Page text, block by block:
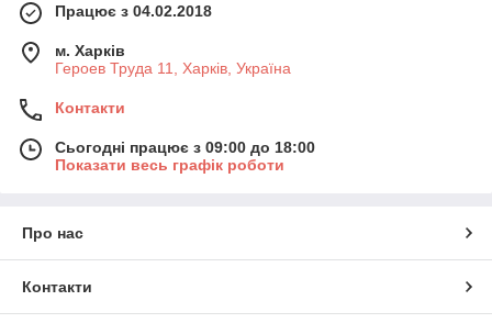
Працює з 04.02.2018
м. Харків
Героев Труда 11, Харків, Україна
Контакти
Сьогодні працює з 09:00 до 18:00
Показати весь графік роботи
Про нас
Контакти